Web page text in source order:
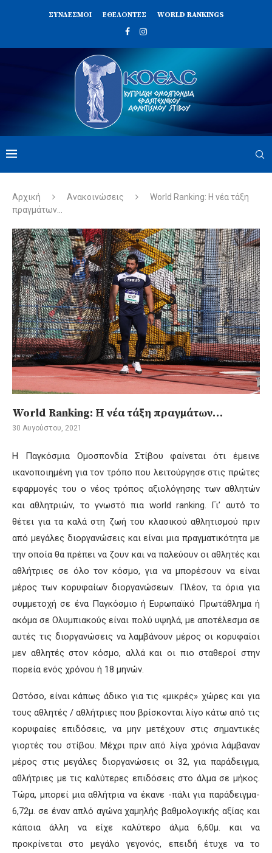
ΣΥΝΔΈΣΜΟΙ ΕΘΕΛΟΝΤΈΣ WORLD RANKINGS
Αρχική Ανακοινώσεις
World Ranking: Η νέα τάξη
πραγμάτων…
World Ranking: Η νέα τάξη πραγμάτων…
30 Αυγούστου, 2021
Η Παγκόσμια Ομοσπονδία Στίβου φαίνεται ότι έμεινε
ικανοποιημένη για τον τρόπο που λειτούργησε στις πρώτες
εφαρμογές του ο νέος τρόπος αξιολόγησης των αθλητών
και αθλητριών, το γνωστό πια world ranking. Γι’ αυτό το
θέτει για τα καλά στη ζωή του κλασικού αθλητισμού πριν
από μεγάλες διοργανώσεις και είναι μια πραγματικότητα με
την οποία θα πρέπει να ζουν και να παλεύουν οι αθλητές και
αθλήτριες σε όλο τον κόσμο, για να μπορέσουν να είναι
μέρος των κορυφαίων διοργανώσεων. Πλέον, τα όρια για
συμμετοχή σε ένα Παγκόσμιο ή Ευρωπαϊκό Πρωτάθλημα ή
ακόμα σε Ολυμπιακούς είναι πολύ υψηλά, με αποτέλεσμα σε
αυτές τις διοργανώσεις να λαμβάνουν μέρος οι κορυφαίοι
μεν αθλητές στον κόσμο, αλλά και οι πιο σταθεροί στην
πορεία ενός χρόνου ή 18 μηνών.
Ωστόσο, είναι κάπως άδικο για τις «μικρές» χώρες και για
τους αθλητές / αθλήτριες που βρίσκονται λίγο κάτω από τις
κορυφαίες επιδόσεις, να μην μετέχουν στις σημαντικές
γιορτές του στίβου. Μέχρι πριν από λίγα χρόνια λάμβαναν
μέρος στις μεγάλες διοργανώσεις οι 32, για παράδειγμα,
αθλήτριες με τις καλύτερες επιδόσεις στο άλμα σε μήκος.
Τώρα, μπορεί μια αθλήτρια να έκανε -πάλι για παράδειγμα-
6,72μ. σε έναν απλό αγώνα χαμηλής βαθμολογικής αξίας και
κάποια άλλη να είχε καλύτερο άλμα 6,60μ. και να
προκρίνεται στο μεγάλο γεγονός, επειδή έτυχε να το